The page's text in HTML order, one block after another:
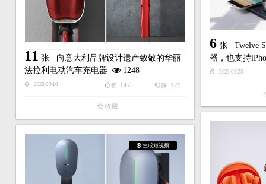
6张 Twelve
器，也支持
2023-09-23
11 张 向意大利品牌设计遗产致敬的华丽
法拉利电动汽车充电器
1248
2023-09-10 踩 129
赞 147
收藏
生成短视频